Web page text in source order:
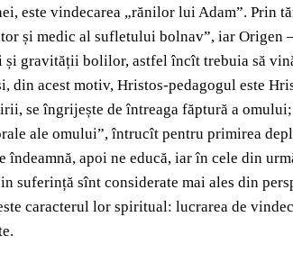
este vindecarea „rănilor lui Adam”. Prin
și medic al sufletului bolnav”, iar Origen
gravității bolilor, astfel încît trebuia să
din acest motiv, Hristos-pedagogul este
se îngrijește de întreaga făptură a
ale omului”, întrucît pentru primirea
îndeamnă, apoi ne educă, iar în cele din
sînt considerate mai ales din
caracterul lor spiritual: lucrarea de